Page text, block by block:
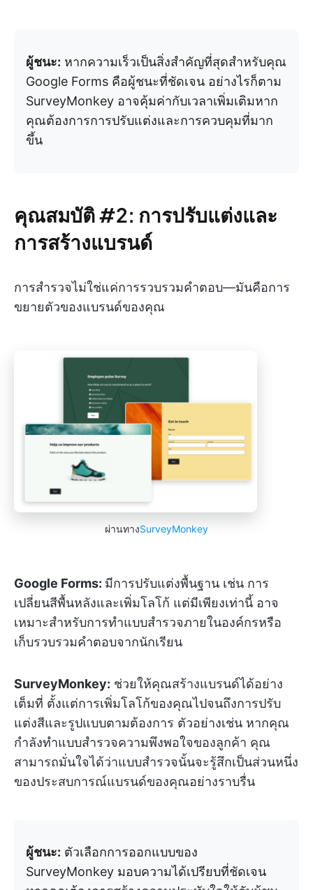
ผู้ชนะ: หากความเร็วเป็นสิ่งสำคัญที่สุดสำหรับคุณ
Google Forms คือผู้ชนะที่ชัดเจน อย่างไรก็ตาม
SurveyMonkey อาจคุ้มค่ากับเวลาเพิ่มเติมหาก
คุณต้องการการปรับแต่งและการควบคุมที่มาก
ขึ้น
คุณสมบัติ #2: การปรับแต่งและ
การสร้างแบรนด์
การสำรวจไม่ใช่แค่การรวบรวมคำตอบ—มันคือการ
ขยายตัวของแบรนด์ของคุณ
ผ่านทางSurveyMonkey
Google Forms: มีการปรับแต่งพื้นฐาน เช่น การ
เปลี่ยนสีพื้นหลังและเพิ่มโลโก้ แต่มีเพียงเท่านี้ อาจ
เหมาะสำหรับการทำแบบสำรวจภายในองค์กรหรือ
เก็บรวบรวมคำตอบจากนักเรียน
SurveyMonkey: ช่วยให้คุณสร้างแบรนด์ได้อย่าง
เต็มที่ ตั้งแต่การเพิ่มโลโก้ของคุณไปจนถึงการปรับ
แต่งสีและรูปแบบตามต้องการ ตัวอย่างเช่น หากคุณ
กำลังทำแบบสำรวจความพึงพอใจของลูกค้า คุณ
สามารถมั่นใจได้ว่าแบบสำรวจนั้นจะรู้สึกเป็นส่วนหนึ่ง
ของประสบการณ์แบรนด์ของคุณอย่างราบรื่น
ผู้ชนะ: ตัวเลือกการออกแบบของ
SurveyMonkey มอบความได้เปรียบที่ชัดเจน